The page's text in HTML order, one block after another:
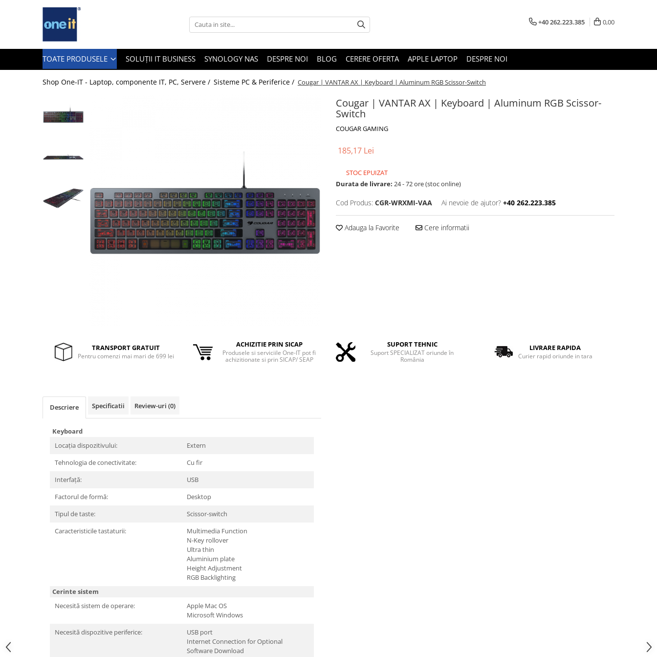
Toate Produsele
Notebook Consumer
Smart Watch
Tastaturi Gaming
Card Reader
SSD
+40 262.223.385 0,00
TOATE PRODUSELE SOLUȚII IT BUSINESS SYNOLOGY NAS DESPRE NOI BLOG CERERE OFERTA APPLE LAPTOP DESPRE NOI
Shop One-IT - Laptop, componente IT, PC, Servere / Sisteme PC & Periferice / Cougar | VANTAR AX | Keyboard | Aluminum RGB Scissor-Switch
Cougar | VANTAR AX | Keyboard | Aluminum RGB Scissor-
Switch
COUGAR GAMING
185,17 Lei
STOC EPUIZAT
Durata de livrare: 24 - 72 ore (stoc online)
Cod Produs: CGR-WRXMI-VAA Ai nevoie de ajutor? +40 262.223.385
Adauga la Favorite Cere informatii
TRANSPORT GRATUIT
Pentru comenzi mai mari de 699 lei
ACHIZITIE PRIN SICAP
Produsele si serviciile One-IT pot fi
achizitionate si prin SICAP/ SEAP
SUPORT TEHNIC
Suport SPECIALIZAT oriunde în
România
LIVRARE RAPIDA
Curier rapid oriunde in tara
Descriere Specificatii Review-uri (0)
Keyboard
Locația dispozitivului:
Extern
Tehnologia de conectivitate:
Cu fir
Interfață:
USB
Factorul de formă:
Desktop
Tipul de taste:
Scissor-switch
Caracteristicile tastaturii:
Multimedia Function
N-Key rollover
Ultra thin
Aluminium plate
Height Adjustment
RGB Backlighting
Cerinte sistem
Necesită sistem de operare:
Apple Mac OS
Microsoft Windows
Necesită dispozitive periferice:
USB port
Internet Connection for Optional
Software Download